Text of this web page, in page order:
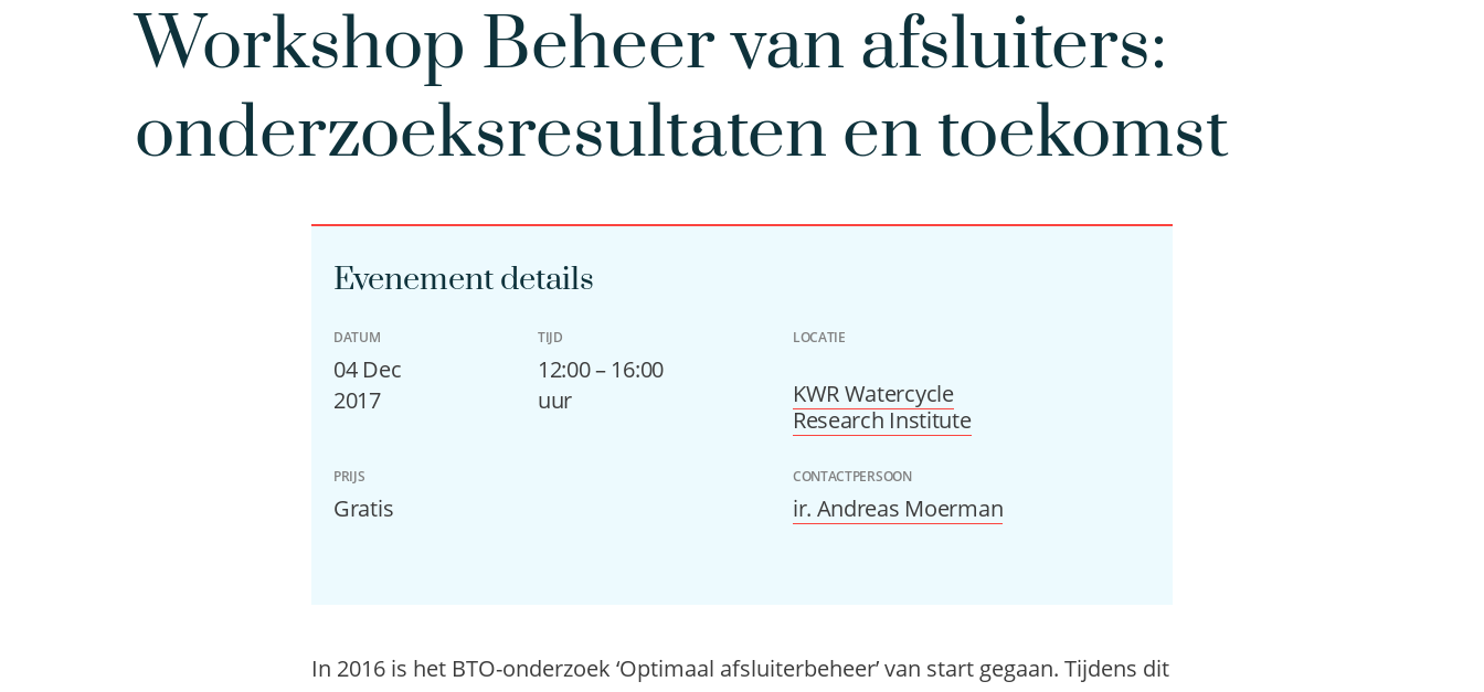
Workshop Beheer van afsluiters:
onderzoeksresultaten en toekomst
Evenement details
DATUM
04 Dec
2017
TIJD
12:00 – 16:00
uur
LOCATIE
KWR Watercycle
Research Institute
PRIJS
Gratis
CONTACTPERSOON
ir. Andreas Moerman
In 2016 is het BTO-onderzoek ‘Optimaal afsluiterbeheer’ van start gegaan. Tijdens dit